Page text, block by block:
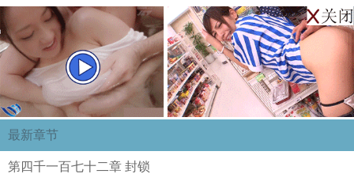
最新章节
第四千一百七十二章 封锁